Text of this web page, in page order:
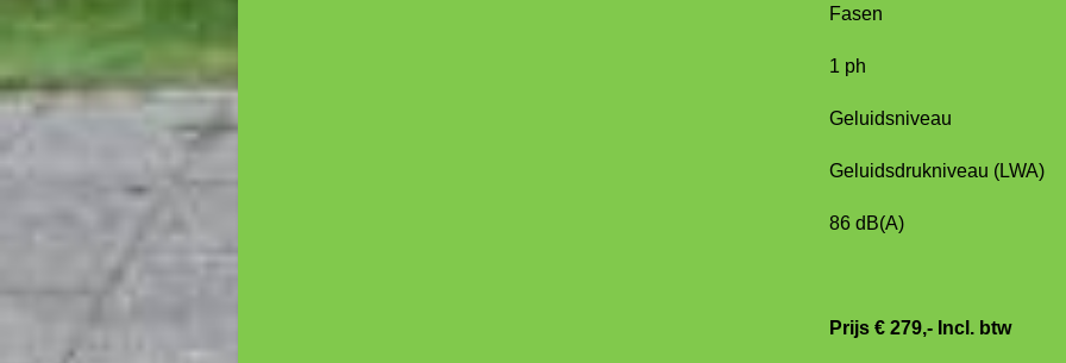
Fasen
1 ph
Geluidsniveau
Geluidsdrukniveau (LWA)
86 dB(A)
Prijs € 279,- Incl. btw